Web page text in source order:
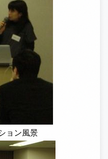
ョン風景